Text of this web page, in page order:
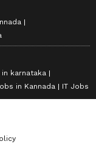
karnataka
in Kannada IT Jobs